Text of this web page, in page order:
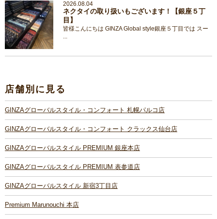
2026.08.04
ネクタイの取り扱いもございます！【銀座５丁
目】
皆様こんにちは GINZA Global style銀座５丁目では スー
...
店舗別に見る
GINZAグローバルスタイル・コンフォート 札幌パルコ店
GINZAグローバルスタイル・コンフォート クラックス仙台店
GINZAグローバルスタイル PREMIUM 銀座本店
GINZAグローバルスタイル PREMIUM 表参道店
GINZAグローバルスタイル 新宿3丁目店
Premium Marunouchi 本店